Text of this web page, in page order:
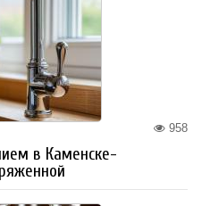
958
в Каменске-